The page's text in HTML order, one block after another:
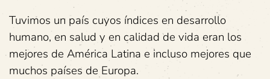
Tuvimos un país cuyos índices en desarrollo
humano, en salud y en calidad de vida eran los
mejores de América Latina e incluso mejores que
muchos países de Europa.